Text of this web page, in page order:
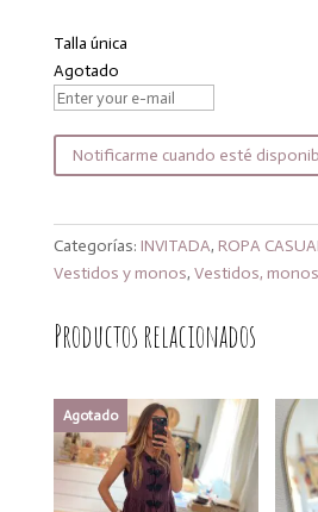
Talla única
Agotado
Notificarme cuando esté
Categorías: INVITADA, ROPA
Vestidos y monos, Vestidos,
Productos relacionados